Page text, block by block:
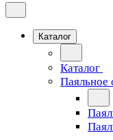
Каталог
Каталог
Паяльное